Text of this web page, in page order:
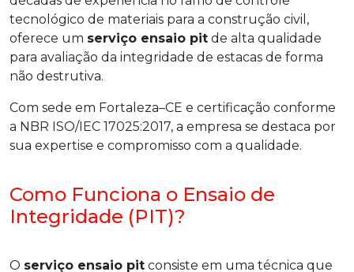
tecnológico de materiais para a construção civil,
oferece um serviço ensaio pit de alta qualidade
para avaliação da integridade de estacas de forma
não destrutiva.
Com sede em Fortaleza–CE e certificação conforme
a NBR ISO/IEC 17025:2017, a empresa se destaca por
sua expertise e compromisso com a qualidade.
Como Funciona o Ensaio de
Integridade (PIT)?
O serviço ensaio pit consiste em uma técnica que